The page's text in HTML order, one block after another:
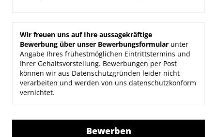
Wir freuen uns auf Ihre aussagekräftige
Bewerbung über unser Bewerbungsformular unter
Angabe Ihres frühestmöglichen Eintrittstermins und
Ihrer Gehaltsvorstellung. Bewerbungen per Post
können wir aus Datenschutzgründen leider nicht
verarbeiten und werden von uns datenschutzkonform
vernichtet.
Bewerben